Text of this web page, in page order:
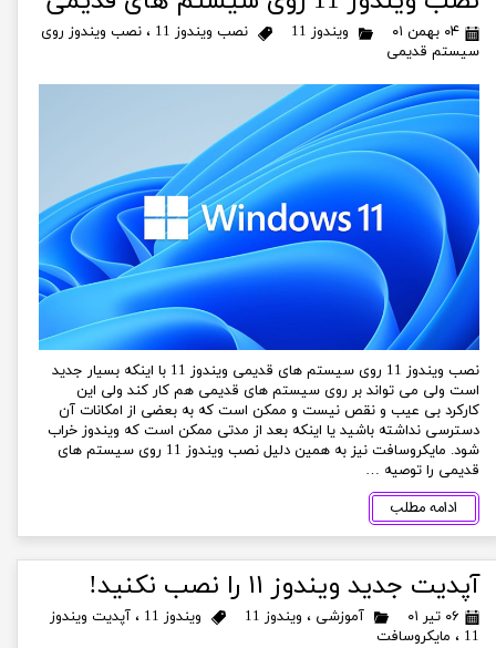
۰۴ بهمن ۰۱ ویندوز 11 نصب ویندوز 11 ، نصب ویندوز روی
سیستم قدیمی
نصب ویندوز 11 روی سیستم های قدیمی ویندوز 11 با اینکه بسیار جدید
است ولی می تواند بر روی سیستم های قدیمی هم کار کند ولی این
کارکرد بی عیب و نقص نیست و ممکن است که به بعضی از امکانات آن
دسترسی نداشته باشید یا اینکه بعد از مدتی ممکن است که ویندوز خراب
شود. مایکروسافت نیز به همین دلیل نصب ویندوز 11 روی سیستم های
قدیمی را توصیه …
ادامه مطلب
آپدیت جدید ویندوز ۱۱ را نصب نکنید!
۰۶ تیر ۰۱ آموزشی ، ویندوز 11 ویندوز 11 ، آپدیت ویندوز
11 ، مایکروسافت